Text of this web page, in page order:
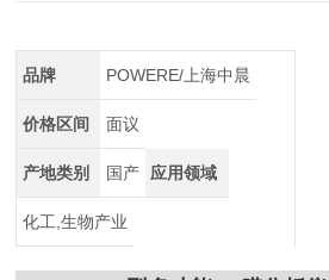
品牌 POWERE/上海中晨
价格区间 面议
产地类别 国产 应用领域
化工,生物产业